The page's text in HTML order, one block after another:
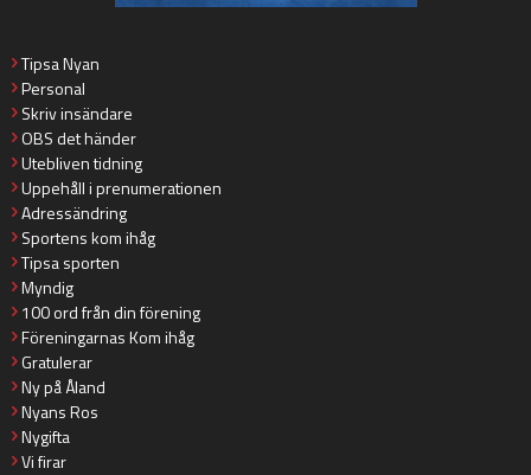
Tipsa Nyan
Personal
Skriv insändare
OBS det händer
Utebliven tidning
Uppehåll i prenumerationen
Adressändring
Sportens kom ihåg
Tipsa sporten
Myndig
100 ord från din förening
Föreningarnas Kom ihåg
Gratulerar
Ny på Åland
Nyans Ros
Nygifta
Vi firar